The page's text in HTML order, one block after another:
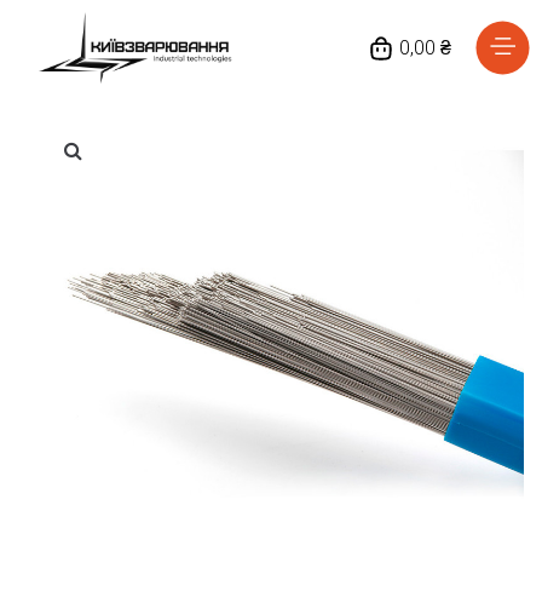
0,00 ₴
Головна
Про нас
Доставка та оплата